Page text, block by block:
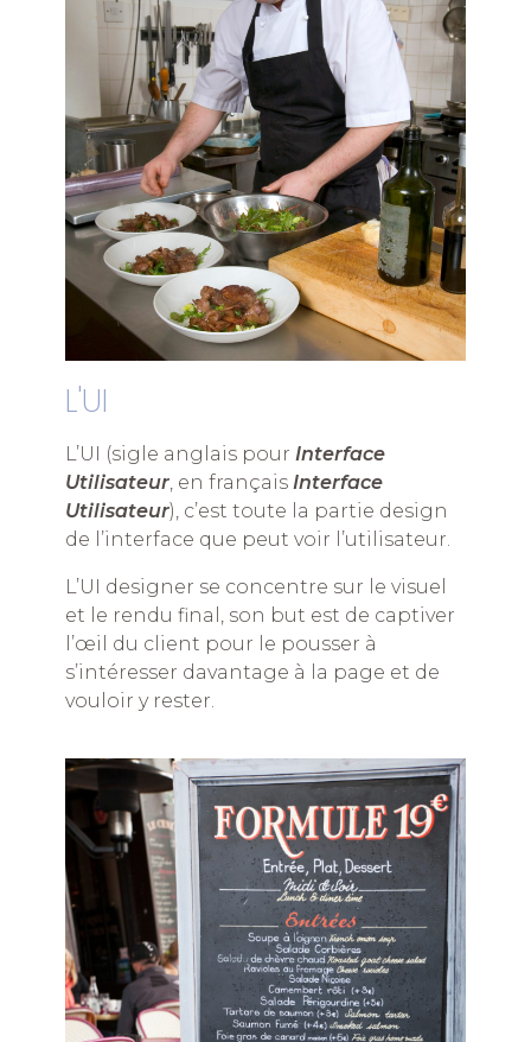
L'UI
L’UI (sigle anglais pour Interface
Utilisateur , en français Interface
Utilisateur), c’est toute la partie design
de l’interface que peut voir l’utilisateur.
L’UI designer se concentre sur le visuel
et le rendu final, son but est de captiver
l’œil du client pour le pousser à
s’intéresser davantage à la page et de
vouloir y rester.